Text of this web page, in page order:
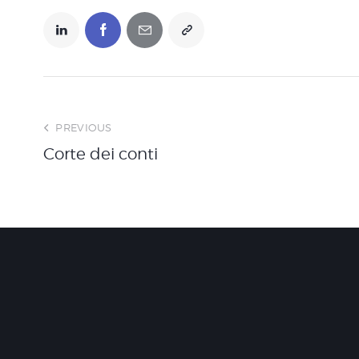
PREVIOUS
Corte dei conti